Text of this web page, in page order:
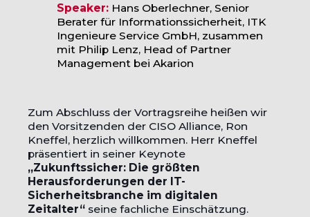
Speaker: Hans Oberlechner, Senior
Berater für Informationssicherheit, ITK
Ingenieure Service GmbH, zusammen
mit Philip Lenz, Head of Partner
Management bei Akarion
Zum Abschluss der Vortragsreihe heißen wir
den Vorsitzenden der CISO Alliance, Ron
Kneffel, herzlich willkommen. Herr Kneffel
präsentiert in seiner Keynote
„Zukunftssicher: Die größten
Herausforderungen der IT-
Sicherheitsbranche im digitalen
Zeitalter“ seine fachliche Einschätzung.